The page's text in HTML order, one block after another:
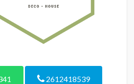
2612418539